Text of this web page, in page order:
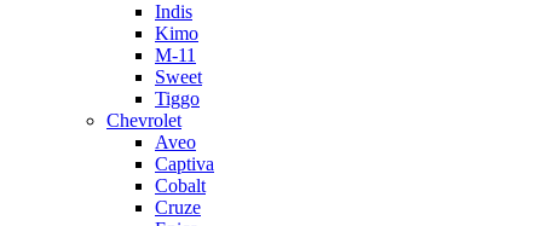
Indis
Kimo
M-11
Sweet
Tiggo
Chevrolet
Aveo
Captiva
Cobalt
Cruze